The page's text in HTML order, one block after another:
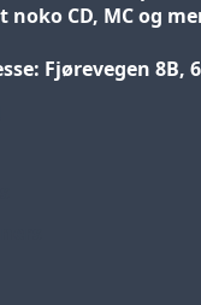
noko CD, MC og
Fjørevegen 8B,